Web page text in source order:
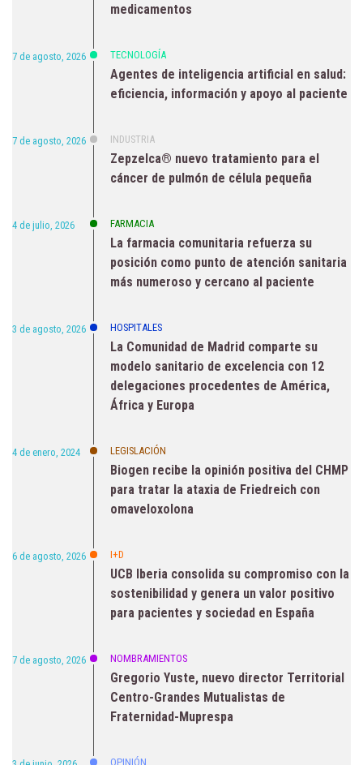
medicamentos
7 de agosto, 2026 TECNOLOGÍA
Agentes de inteligencia artificial en salud:
eficiencia, información y apoyo al paciente
7 de agosto, 2026 INDUSTRIA
Zepzelca® nuevo tratamiento para el
cáncer de pulmón de célula pequeña
4 de julio, 2026 FARMACIA
La farmacia comunitaria refuerza su
posición como punto de atención sanitaria
más numeroso y cercano al paciente
3 de agosto, 2026 HOSPITALES
La Comunidad de Madrid comparte su
modelo sanitario de excelencia con 12
delegaciones procedentes de América,
África y Europa
4 de enero, 2024 LEGISLACIÓN
Biogen recibe la opinión positiva del CHMP
para tratar la ataxia de Friedreich con
omaveloxolona
6 de agosto, 2026 I+D
UCB Iberia consolida su compromiso con la
sostenibilidad y genera un valor positivo
para pacientes y sociedad en España
7 de agosto, 2026 NOMBRAMIENTOS
Gregorio Yuste, nuevo director Territorial
Centro-Grandes Mutualistas de
Fraternidad-Muprespa
OPINIÓN